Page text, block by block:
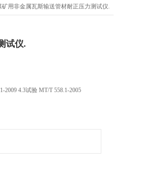
矿用非金属瓦斯输送管材耐正压力测试仪.
试仪.
4.3试验 MT/T 558.1-2005